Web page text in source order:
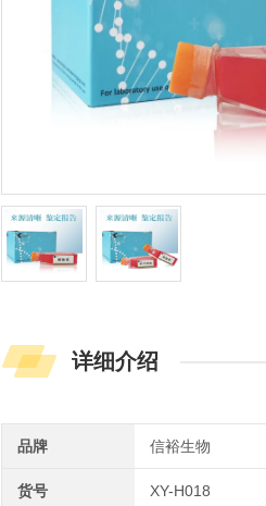
详细介绍
品牌 信裕生物
货号 XY-H018